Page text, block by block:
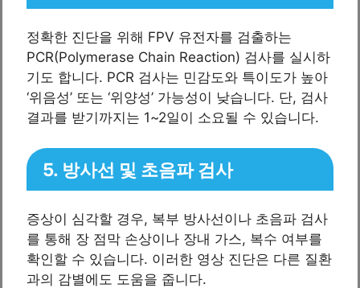
정확한 진단을 위해 FPV 유전자를 검출하는
PCR(Polymerase Chain Reaction) 검사를 실시하
기도 합니다. PCR 검사는 민감도와 특이도가 높아
‘위음성’ 또는 ‘위양성’ 가능성이 낮습니다. 단, 검사
결과를 받기까지는 1~2일이 소요될 수 있습니다.
5. 방사선 및 초음파 검사
증상이 심각할 경우, 복부 방사선이나 초음파 검사
를 통해 장 점막 손상이나 장내 가스, 복수 여부를
확인할 수 있습니다. 이러한 영상 진단은 다른 질환
과의 감별에도 도움을 줍니다.